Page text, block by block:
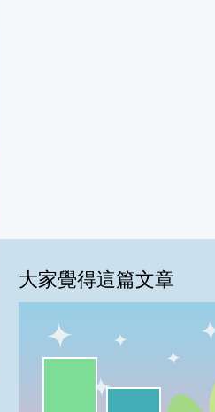
大家覺得這篇文章
我喜歡:31%